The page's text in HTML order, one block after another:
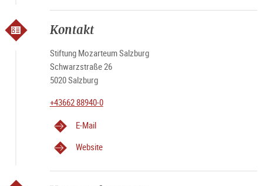
Kontakt
Stiftung Mozarteum Salzburg
Schwarzstraße 26
5020 Salzburg
+43662 88940-0
E-Mail
Website